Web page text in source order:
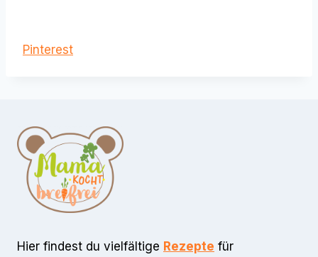
Pinterest
Hier findest du vielfältige Rezepte für